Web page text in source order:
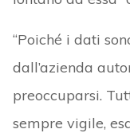
“Poiché i dati
dall’azienda
preoccuparsi.
sempre vigile,